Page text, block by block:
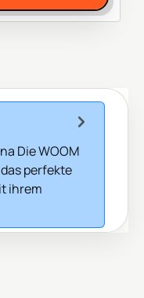
Die WOOM
perfekte
ihrem